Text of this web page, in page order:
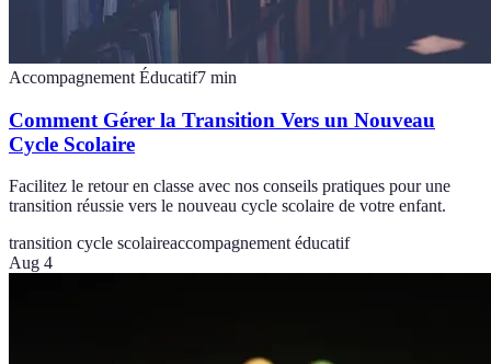
Accompagnement Éducatif7 min
Comment Gérer la Transition Vers un Nouveau
Cycle Scolaire
Facilitez le retour en classe avec nos conseils pratiques pour une
transition réussie vers le nouveau cycle scolaire de votre enfant.
transition cycle scolaireaccompagnement éducatif
Aug 4